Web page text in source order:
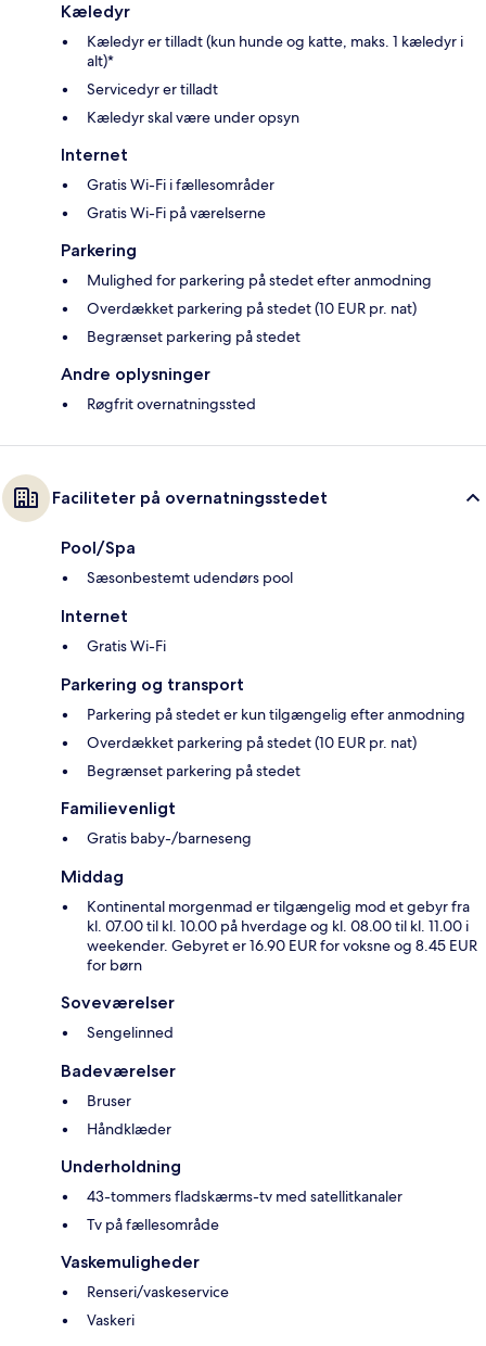
Kæledyr
Kæledyr er tilladt (kun hunde og katte, maks. 1 kæledyr i
alt)*
Servicedyr er tilladt
Kæledyr skal være under opsyn
Internet
Gratis Wi-Fi i fællesområder
Gratis Wi-Fi på værelserne
Parkering
Mulighed for parkering på stedet efter anmodning
Overdækket parkering på stedet (10 EUR pr. nat)
Begrænset parkering på stedet
Andre oplysninger
Røgfrit overnatningssted
Faciliteter på overnatningsstedet
Pool/Spa
Sæsonbestemt udendørs pool
Internet
Gratis Wi-Fi
Parkering og transport
Parkering på stedet er kun tilgængelig efter anmodning
Overdækket parkering på stedet (10 EUR pr. nat)
Begrænset parkering på stedet
Familievenligt
Gratis baby-/barneseng
Middag
Kontinental morgenmad er tilgængelig mod et gebyr fra
kl. 07.00 til kl. 10.00 på hverdage og kl. 08.00 til kl. 11.00 i
weekender. Gebyret er 16.90 EUR for voksne og 8.45 EUR
for børn
Soveværelser
Sengelinned
Badeværelser
Bruser
Håndklæder
Underholdning
43-tommers fladskærms-tv med satellitkanaler
Tv på fællesområde
Vaskemuligheder
Renseri/vaskeservice
Vaskeri